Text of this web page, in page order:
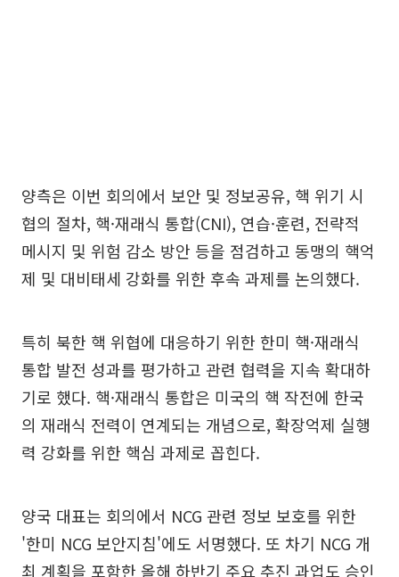
양측은 이번 회의에서 보안 및 정보공유, 핵 위기 시
협의 절차, 핵·재래식 통합(CNI), 연습·훈련, 전략적
메시지 및 위험 감소 방안 등을 점검하고 동맹의 핵억
제 및 대비태세 강화를 위한 후속 과제를 논의했다.
특히 북한 핵 위협에 대응하기 위한 한미 핵·재래식
통합 발전 성과를 평가하고 관련 협력을 지속 확대하
기로 했다. 핵·재래식 통합은 미국의 핵 작전에 한국
의 재래식 전력이 연계되는 개념으로, 확장억제 실행
력 강화를 위한 핵심 과제로 꼽힌다.
양국 대표는 회의에서 NCG 관련 정보 보호를 위한
'한미 NCG 보안지침'에도 서명했다. 또 차기 NCG 개
최 계획을 포함한 올해 하반기 주요 추진 과업도 승인